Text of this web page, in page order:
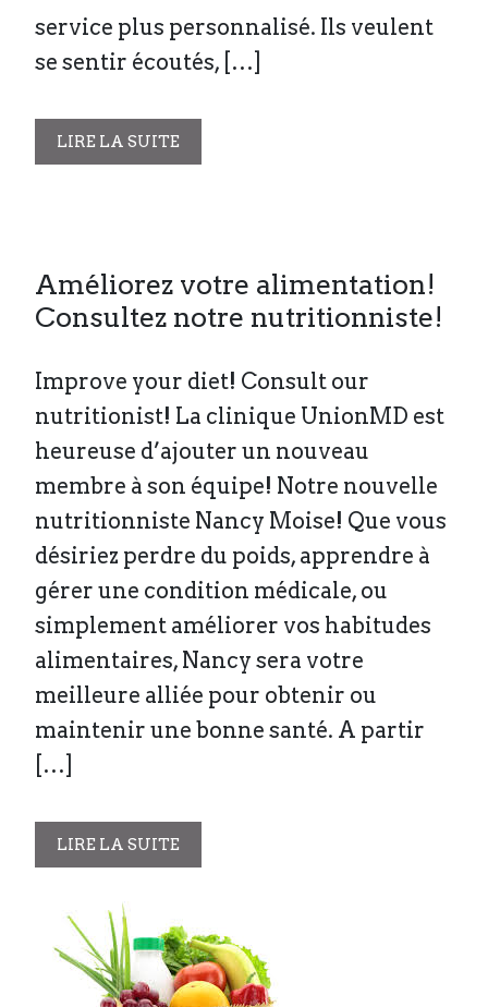
service plus personnalisé. Ils veulent
se sentir écoutés, […]
LIRE LA SUITE
Améliorez votre alimentation!
Consultez notre nutritionniste!
Improve your diet! Consult our
nutritionist! La clinique UnionMD est
heureuse d’ajouter un nouveau
membre à son équipe! Notre nouvelle
nutritionniste Nancy Moise! Que vous
désiriez perdre du poids, apprendre à
gérer une condition médicale, ou
simplement améliorer vos habitudes
alimentaires, Nancy sera votre
meilleure alliée pour obtenir ou
maintenir une bonne santé. A partir
[…]
LIRE LA SUITE